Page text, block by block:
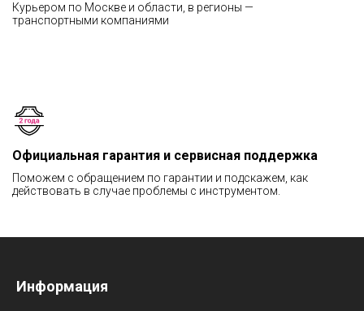
Курьером по Москве и области, в регионы —
транспортными компаниями
Официальная гарантия и сервисная поддержка
Поможем с обращением по гарантии и подскажем, как
действовать в случае проблемы с инструментом.
Информация